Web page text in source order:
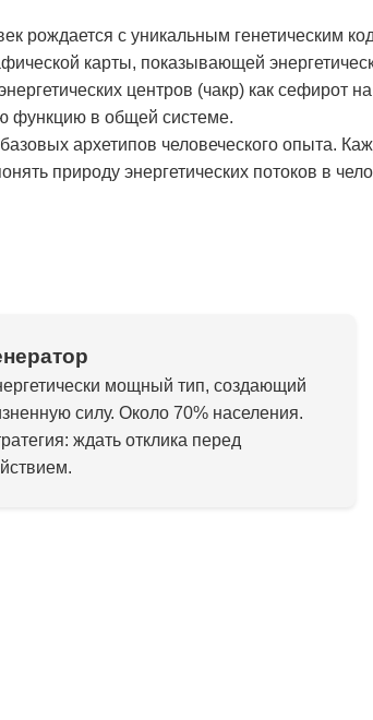
рождается с уникальным генетическим
карты, показывающей
центров (чакр) как сефирот
функцию в общей системе.
архетипов человеческого опыта.
природу энергетических потоков в
мощный тип, создающий
силу. Около 70% населения.
ждать отклика перед